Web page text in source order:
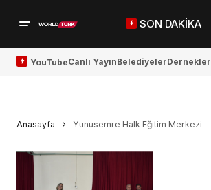
SON DAKİKA
YouTubeCanlı YayınBelediyelerDernekler
Anasayfa Yunusemre Halk Eğitim Merkezi